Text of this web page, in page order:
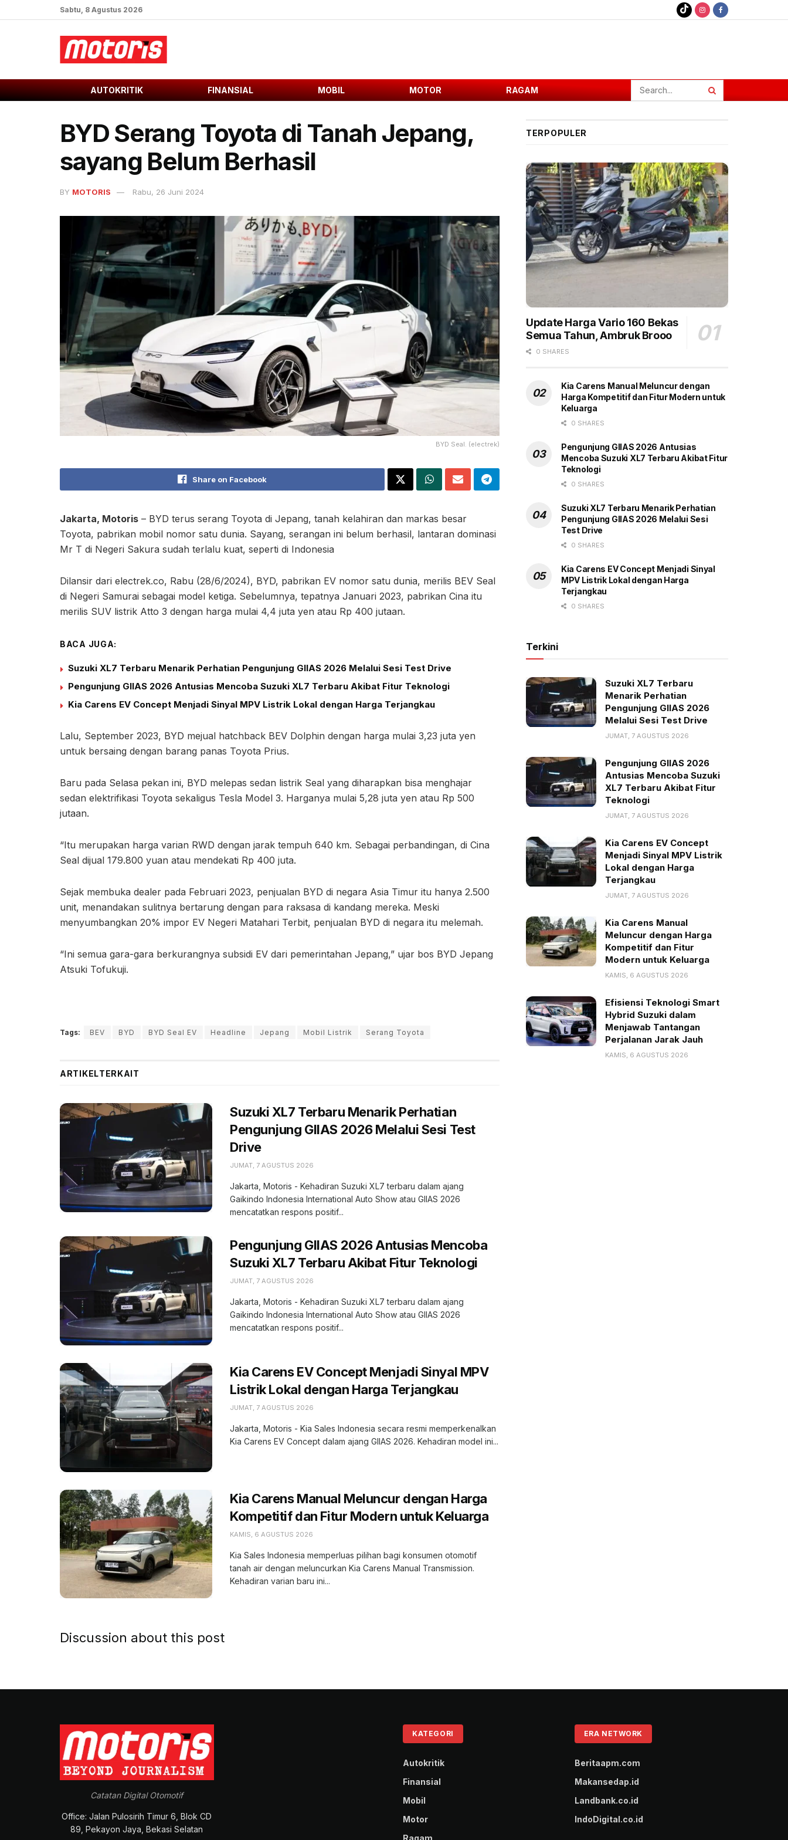
Sabtu, 8 Agustus 2026
AUTOKRITIK FINANSIAL MOBIL MOTOR RAGAM
BYD Serang Toyota di Tanah Jepang,
sayang Belum Berhasil
BY MOTORIS Rabu, 26 Juni 2024
BYD Seal. (electrek)
Share on Facebook
Jakarta, Motoris – BYD terus serang Toyota di Jepang, tanah kelahiran dan markas besar
Toyota, pabrikan mobil nomor satu dunia. Sayang, serangan ini belum berhasil, lantaran dominasi
Mr T di Negeri Sakura sudah terlalu kuat, seperti di Indonesia
Dilansir dari electrek.co, Rabu (28/6/2024), BYD, pabrikan EV nomor satu dunia, merilis BEV Seal
di Negeri Samurai sebagai model ketiga. Sebelumnya, tepatnya Januari 2023, pabrikan Cina itu
merilis SUV listrik Atto 3 dengan harga mulai 4,4 juta yen atau Rp 400 jutaan.
BACA JUGA:
Suzuki XL7 Terbaru Menarik Perhatian Pengunjung GIIAS 2026 Melalui Sesi Test Drive
Pengunjung GIIAS 2026 Antusias Mencoba Suzuki XL7 Terbaru Akibat Fitur Teknologi
Kia Carens EV Concept Menjadi Sinyal MPV Listrik Lokal dengan Harga Terjangkau
Lalu, September 2023, BYD mejual hatchback BEV Dolphin dengan harga mulai 3,23 juta yen
untuk bersaing dengan barang panas Toyota Prius.
Baru pada Selasa pekan ini, BYD melepas sedan listrik Seal yang diharapkan bisa menghajar
sedan elektrifikasi Toyota sekaligus Tesla Model 3. Harganya mulai 5,28 juta yen atau Rp 500
jutaan.
“Itu merupakan harga varian RWD dengan jarak tempuh 640 km. Sebagai perbandingan, di Cina
Seal dijual 179.800 yuan atau mendekati Rp 400 juta.
Sejak membuka dealer pada Februari 2023, penjualan BYD di negara Asia Timur itu hanya 2.500
unit, menandakan sulitnya bertarung dengan para raksasa di kandang mereka. Meski
menyumbangkan 20% impor EV Negeri Matahari Terbit, penjualan BYD di negara itu melemah.
“Ini semua gara-gara berkurangnya subsidi EV dari pemerintahan Jepang,” ujar bos BYD Jepang
Atsuki Tofukuji.
Tags: BEV BYD BYD Seal EV Headline Jepang Mobil Listrik Serang Toyota
ARTIKELTERKAIT
Suzuki XL7 Terbaru Menarik Perhatian
Pengunjung GIIAS 2026 Melalui Sesi Test
Drive
JUMAT, 7 AGUSTUS 2026
Jakarta, Motoris - Kehadiran Suzuki XL7 terbaru dalam ajang
Gaikindo Indonesia International Auto Show atau GIIAS 2026
mencatatkan respons positif...
Pengunjung GIIAS 2026 Antusias Mencoba
Suzuki XL7 Terbaru Akibat Fitur Teknologi
JUMAT, 7 AGUSTUS 2026
Jakarta, Motoris - Kehadiran Suzuki XL7 terbaru dalam ajang
Gaikindo Indonesia International Auto Show atau GIIAS 2026
mencatatkan respons positif...
Kia Carens EV Concept Menjadi Sinyal MPV
Listrik Lokal dengan Harga Terjangkau
JUMAT, 7 AGUSTUS 2026
Jakarta, Motoris - Kia Sales Indonesia secara resmi memperkenalkan
Kia Carens EV Concept dalam ajang GIIAS 2026. Kehadiran model ini...
Kia Carens Manual Meluncur dengan Harga
Kompetitif dan Fitur Modern untuk Keluarga
KAMIS, 6 AGUSTUS 2026
Kia Sales Indonesia memperluas pilihan bagi konsumen otomotif
tanah air dengan meluncurkan Kia Carens Manual Transmission.
Kehadiran varian baru ini...
Discussion about this post
TERPOPULER
Update Harga Vario 160 Bekas
Semua Tahun, Ambruk Brooo
0 SHARES
Kia Carens Manual Meluncur dengan
Harga Kompetitif dan Fitur Modern untuk
Keluarga
0 SHARES
Pengunjung GIIAS 2026 Antusias
Mencoba Suzuki XL7 Terbaru Akibat Fitur
Teknologi
0 SHARES
Suzuki XL7 Terbaru Menarik Perhatian
Pengunjung GIIAS 2026 Melalui Sesi
Test Drive
0 SHARES
Kia Carens EV Concept Menjadi Sinyal
MPV Listrik Lokal dengan Harga
Terjangkau
0 SHARES
Terkini
Suzuki XL7 Terbaru
Menarik Perhatian
Pengunjung GIIAS 2026
Melalui Sesi Test Drive
JUMAT, 7 AGUSTUS 2026
Pengunjung GIIAS 2026
Antusias Mencoba Suzuki
XL7 Terbaru Akibat Fitur
Teknologi
JUMAT, 7 AGUSTUS 2026
Kia Carens EV Concept
Menjadi Sinyal MPV Listrik
Lokal dengan Harga
Terjangkau
JUMAT, 7 AGUSTUS 2026
Kia Carens Manual
Meluncur dengan Harga
Kompetitif dan Fitur
Modern untuk Keluarga
KAMIS, 6 AGUSTUS 2026
Efisiensi Teknologi Smart
Hybrid Suzuki dalam
Menjawab Tantangan
Perjalanan Jarak Jauh
KAMIS, 6 AGUSTUS 2026
Catatan Digital Otomotif
Office: Jalan Pulosirih Timur 6, Blok CD
89, Pekayon Jaya, Bekasi Selatan
KATEGORI
Autokritik
Finansial
Mobil
Motor
ERA NETWORK
Beritaapm.com
Makansedap.id
Landbank.co.id
IndoDigital.co.id